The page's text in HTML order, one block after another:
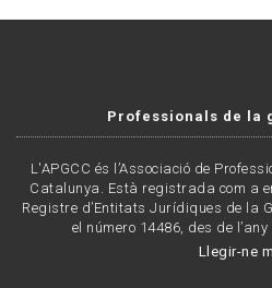
Professionals de la
L'APGCC és l’Associació de
Catalunya. Està registrada com a
Registre d’Entitats Jurídiques de la
el número 14486, des de
Llegir-ne